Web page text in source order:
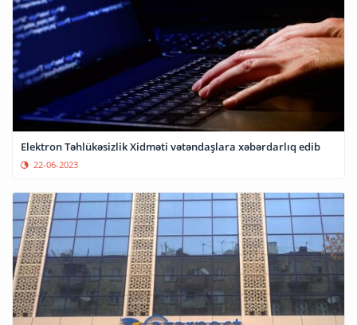
Elektron Təhlükəsizlik Xidməti vətəndaşlara xəbərdarlıq edib
22-06-2023